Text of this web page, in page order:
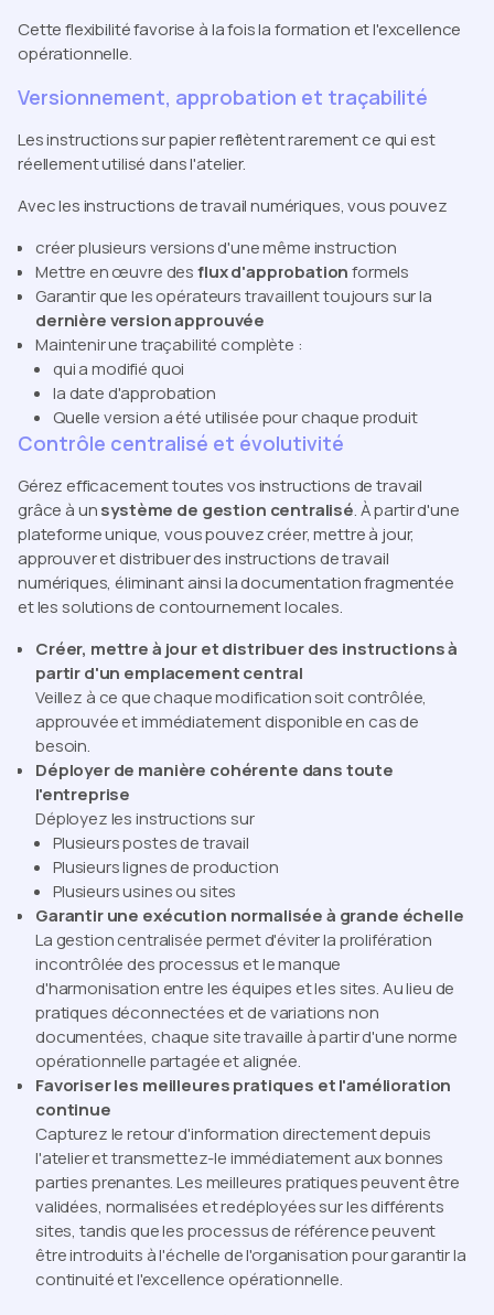
Cette flexibilité favorise à la fois la formation et l'excellence
opérationnelle.
Versionnement, approbation et traçabilité
Les instructions sur papier reflètent rarement ce qui est
réellement utilisé dans l'atelier.
Avec les instructions de travail numériques, vous pouvez
créer plusieurs versions d'une même instruction
Mettre en œuvre desflux d'approbationformels
Garantir que les opérateurs travaillent toujours sur la
dernière version approuvée
Maintenir une traçabilité complète :
qui a modifié quoi
la date d'approbation
Quelle version a été utilisée pour chaque produit
Contrôle centralisé et évolutivité
Gérez efficacement toutes vos instructions de travail
grâce à unsystème de gestion centralisé. À partir d'une
plateforme unique, vous pouvez créer, mettre à jour,
approuver et distribuer des instructions de travail
numériques, éliminant ainsi la documentation fragmentée
et les solutions de contournement locales.
Créer, mettre à jour et distribuer des instructions à
partir d'un emplacement central
Veillez à ce que chaque modification soit contrôlée,
approuvée et immédiatement disponible en cas de
besoin.
Déployer de manière cohérente dans toute
l'entreprise
Déployez les instructions sur
Plusieurs postes de travail
Plusieurs lignes de production
Plusieurs usines ou sites
Garantir une exécution normalisée à grande échelle
La gestion centralisée permet d'éviter la prolifération
incontrôlée des processus et le manque
d'harmonisation entre les équipes et les sites. Au lieu de
pratiques déconnectées et de variations non
documentées, chaque site travaille à partir d'une norme
opérationnelle partagée et alignée.
Favoriser les meilleures pratiques et l'amélioration
continue
Capturez le retour d'information directement depuis
l'atelier et transmettez-le immédiatement aux bonnes
parties prenantes. Les meilleures pratiques peuvent être
validées, normalisées et redéployées sur les différents
sites, tandis que les processus de référence peuvent
être introduits à l'échelle de l'organisation pour garantir la
continuité et l'excellence opérationnelle.